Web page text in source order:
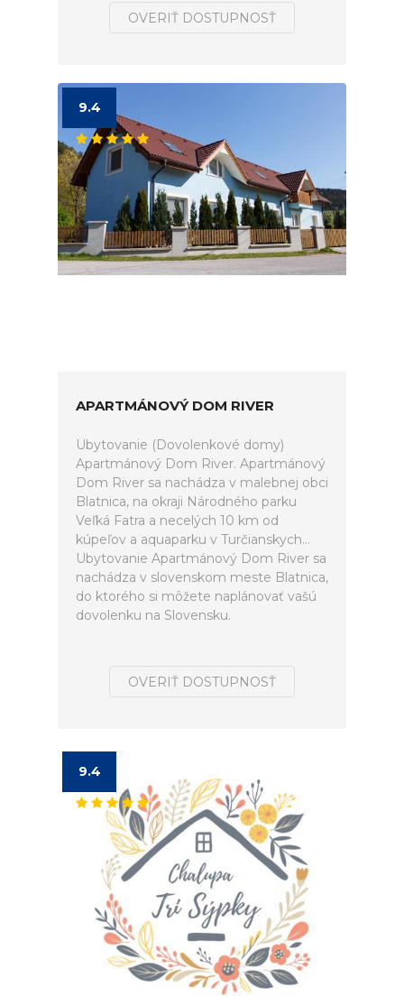
OVERIŤ DOSTUPNOSŤ
9.4
APARTMÁNOVÝ DOM RIVER
Ubytovanie (Dovolenkové domy)
Apartmánový Dom River. Apartmánový
Dom River sa nachádza v malebnej obci
Blatnica, na okraji Národného parku
Veľká Fatra a necelých 10 km od
kúpeľov a aquaparku v Turčianskych...
Ubytovanie Apartmánový Dom River sa
nachádza v slovenskom meste Blatnica,
do ktorého si môžete naplánovať vašú
dovolenku na Slovensku.
OVERIŤ DOSTUPNOSŤ
9.4